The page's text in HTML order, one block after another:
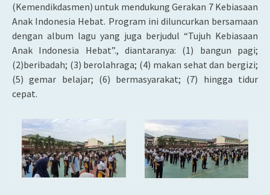
(Kemendikdasmen) untuk mendukung Gerakan 7 Kebiasaan
Anak Indonesia Hebat. Program ini diluncurkan bersamaan
dengan album lagu yang juga berjudul “Tujuh Kebiasaan
Anak Indonesia Hebat”., diantaranya: (1) bangun pagi;
(2)beribadah; (3) berolahraga; (4) makan sehat dan bergizi;
(5) gemar belajar; (6) bermasyarakat; (7) hingga tidur
cepat.